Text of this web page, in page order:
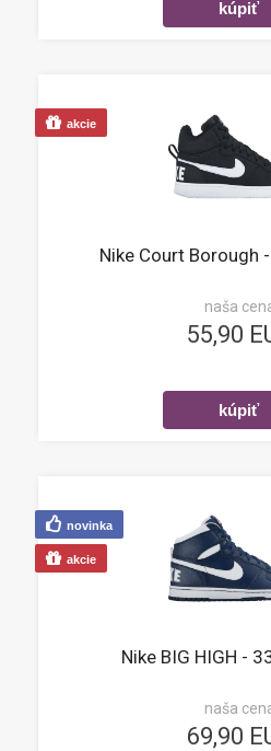
Nike Court Borough
naša
55,90
akcie
Nike BIG HIGH -
naša
69,90
novinka
akcie